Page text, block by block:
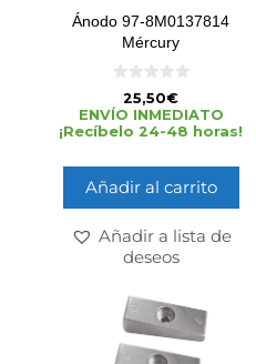
Ánodo 97-8M0137814
Mércury
d
e
5
25,50€
ENVÍO INMEDIATO
¡Recíbelo 24-48 horas!
Añadir al carrito
Añadir a lista de
deseos